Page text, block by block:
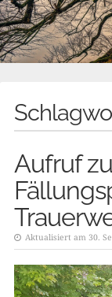
Aufruf
Aktualisiert am 30.